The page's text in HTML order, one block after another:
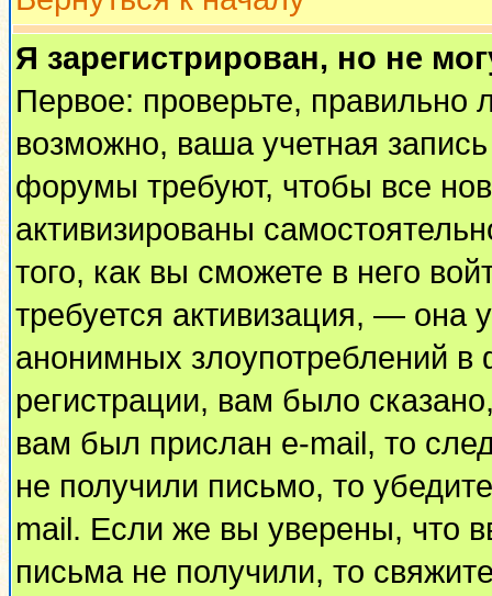
Я зарегистрирован, но не
Первое: проверьте, правильно
возможно, ваша учетная
форумы требуют, чтобы все
активизированы
того, как вы сможете в него
требуется активизация, — она
анонимных злоупотреблений
регистрации, вам было
вам был прислан e-mail, то
не получили письмо, то
mail. Если же вы уверены, что
письма не получили, то